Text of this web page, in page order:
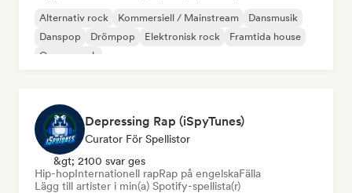
Alternativ rock Kommersiell / Mainstream
Dansmusik
Danspop
Drömpop Elektronisk rock
Framtida house
Garage rock
Depressing Rap (iSpyTunes)
Curator För Spellistor
&gt; 2100 svar ges
Hip-hopInternationell rapRap på engelskaFälla
Lägg till artister i min(a) Spotify-spellista(r)